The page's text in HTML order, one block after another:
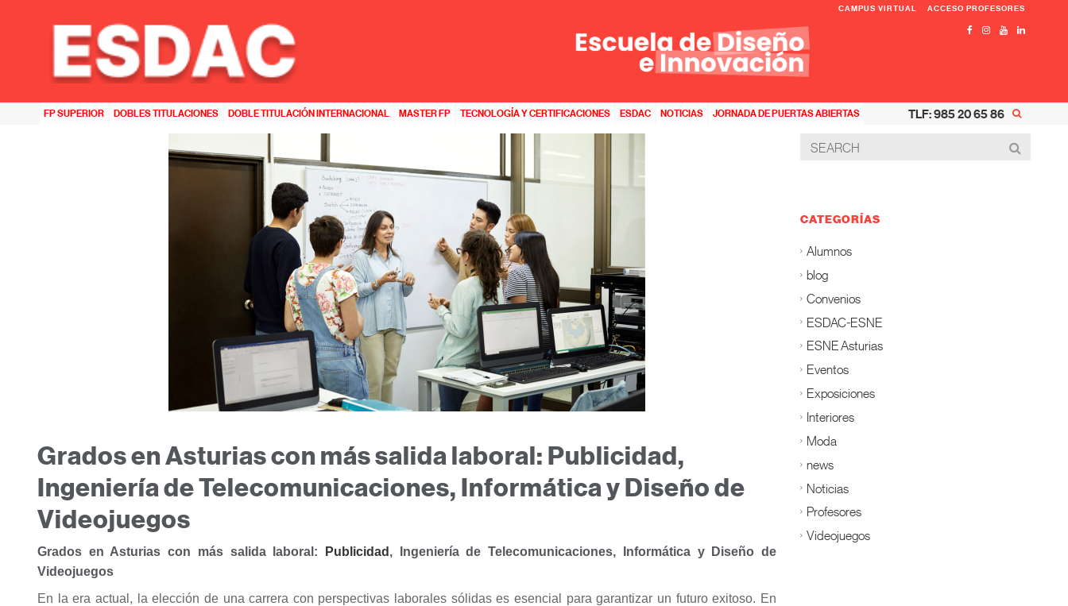
CAMPUS VIRTUAL ACCESO PROFESORES
FP SUPERIOR DOBLES TITULACIONES DOBLE TITULACIÓN INTERNACIONAL MASTER FP TECNOLOGÍA Y CERTIFICACIONES ESDAC NOTICIAS JORNADA DE PUERTAS ABIERTAS TLF: 985 20 65 86
Grados en Asturias con más salida laboral: Publicidad,
Ingeniería de Telecomunicaciones, Informática y Diseño de
Videojuegos
Grados en Asturias con más salida laboral: Publicidad , Ingeniería de Telecomunicaciones, Informática y Diseño de
Videojuegos
En la era actual, la elección de una carrera con perspectivas laborales sólidas es esencial para garantizar un futuro exitoso. En
CATEGORÍAS
Alumnos
blog
Convenios
ESDAC-ESNE
ESNE Asturias
Eventos
Exposiciones
Interiores
Moda
news
Noticias
Profesores
Videojuegos